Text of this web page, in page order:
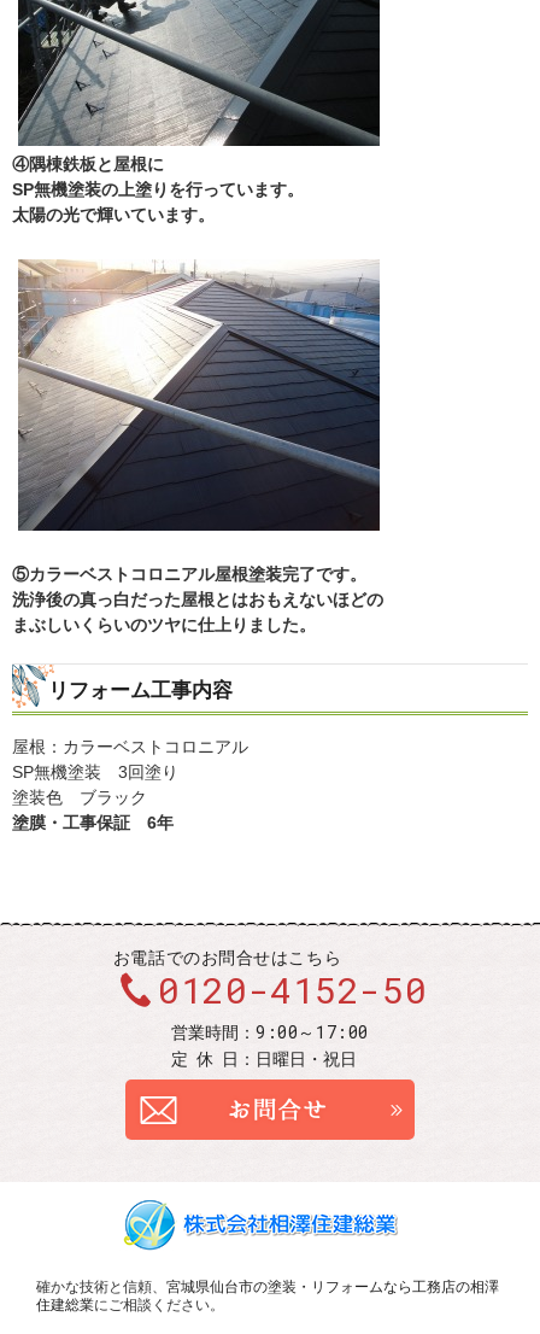
④隅棟鉄板と屋根に
SP無機塗装の上塗りを行っています。
太陽の光で輝いています。
⑤カラーベストコロニアル屋根塗装完了です。
洗浄後の真っ白だった屋根とはおもえないほどの
まぶしいくらいのツヤに仕上りました。
リフォーム工事内容
屋根：カラーベストコロニアル
SP無機塗装 3回塗り
塗装色 ブラック
塗膜・工事保証 6年
お電話でのお問合せはこちら
0120-4152-50
営業時間：9:00～17:00
定休 日： 日曜日・祝日
確かな技術と信頼、 宮城県仙台市の塗装・リフォームなら工務店の相澤
住建総業にご相談ください。